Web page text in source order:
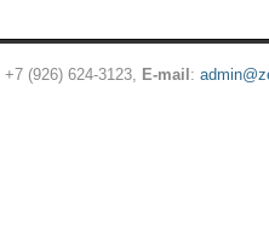
+7 (926) 624-3123, E-mail :